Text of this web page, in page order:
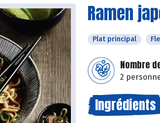
Ramen
Plat principal
Nombre
2
Ingrédients